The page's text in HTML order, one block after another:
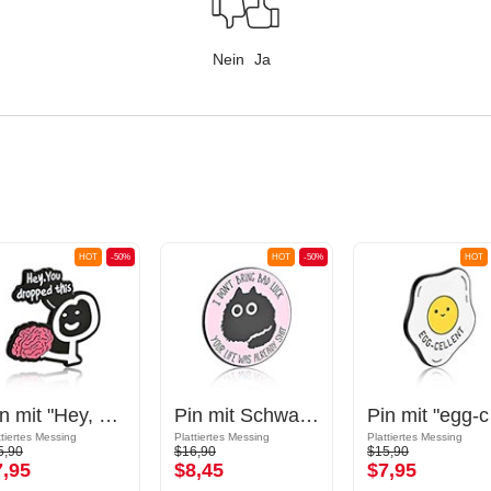
Nein Ja
-50%
HOT
Pin mit "Hey, You dropped this" Schriftzug
Messing
-50%
HOT
Pin mit Schwarze Katze-Design und "I don't bring bad luck, your life was already shit" Schriftzug
Plattiertes Messing
$16,90
$8,45
HOT
Plattiertes Messing
$15,90
$7,95